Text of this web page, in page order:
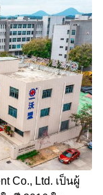
Co., Ltd. เป็นผู้